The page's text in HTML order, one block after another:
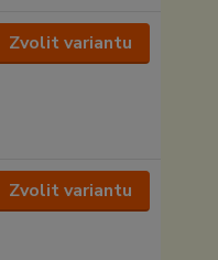
Zvolit variantu
Zvolit variantu